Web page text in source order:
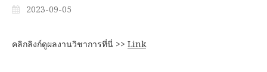
2023-09-05
คลิกลิงก์ดูผลงานวิชาการที่นี่ >> Link